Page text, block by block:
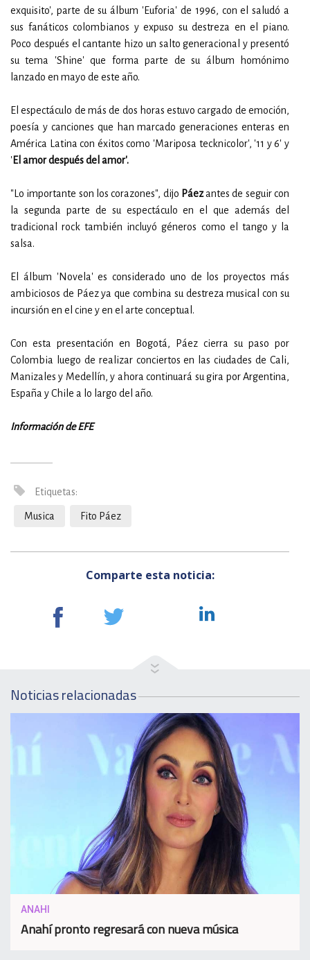
exquisito', parte de su álbum 'Euforia' de 1996, con el saludó a
sus fanáticos colombianos y expuso su destreza en el piano.
Poco después el cantante hizo un salto generacional y presentó
su tema 'Shine' que forma parte de su álbum homónimo
lanzado en mayo de este año.
El espectáculo de más de dos horas estuvo cargado de emoción,
poesía y canciones que han marcado generaciones enteras en
América Latina con éxitos como 'Mariposa tecknicolor', '11 y 6' y
' El amor después del amor'.
"Lo importante son los corazones", dijo Páezantes de seguir con
la segunda parte de su espectáculo en el que además del
tradicional rock también incluyó géneros como el tango y la
salsa.
El álbum 'Novela' es considerado uno de los proyectos más
ambiciosos de Páez ya que combina su destreza musical con su
incursión en el cine y en el arte conceptual.
Con esta presentación en Bogotá, Páez cierra su paso por
Colombia luego de realizar conciertos en las ciudades de Cali,
Manizales y Medellín, y ahora continuará su gira por Argentina,
España y Chile a lo largo del año.
Información de EFE
Etiquetas:
Musica Fito Páez
Comparte esta noticia:
Noticias relacionadas
ANAHI
Anahí pronto regresará con nueva música